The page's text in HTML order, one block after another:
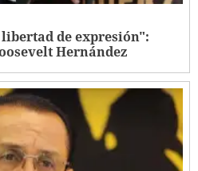
de expresión":
Hernández